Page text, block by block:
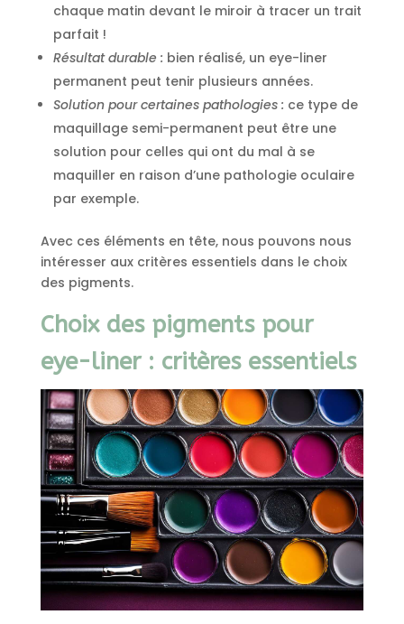
chaque matin devant le miroir à tracer un trait
parfait !
Résultat durable : bien réalisé, un eye-liner
permanent peut tenir plusieurs années.
Solution pour certaines pathologies : ce type de
maquillage semi-permanent peut être une
solution pour celles qui ont du mal à se
maquiller en raison d’une pathologie oculaire
par exemple.
Avec ces éléments en tête, nous pouvons nous
intéresser aux critères essentiels dans le choix
des pigments.
Choix des pigments pour
eye-liner : critères essentiels